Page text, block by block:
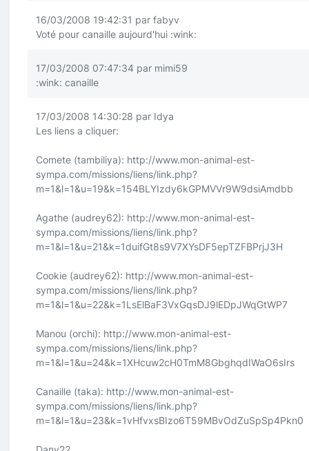
16/03/2008 19:42:31 par fabyv
Voté pour canaille aujourd'hui :wink:
17/03/2008 07:47:34 par mimi59
:wink: canaille
17/03/2008 14:30:28 par Idya
Les liens a cliquer:
Comete (tambiliya): http://www.mon-animal-est-
sympa.com/missions/liens/link.php?
m=1&l=1&u=19&k=154BLYIzdy6kGPMVVr9W9dsiAmdbb
Agathe (audrey62): http://www.mon-animal-est-
sympa.com/missions/liens/link.php?
m=1&l=1&u=21&k=1duifGt8s9V7XYsDF5epTZFBPrjJ3H
Cookie (audrey62): http://www.mon-animal-est-
sympa.com/missions/liens/link.php?
m=1&l=1&u=22&k=1LsElBaF3VxGqsDJ9lEDpJWqGtWP7
Manou (orchi): http://www.mon-animal-est-
sympa.com/missions/liens/link.php?
m=1&l=1&u=24&k=1XHcuw2cH0TmM8GbghqdIWaO6sIrs
Canaille (taka): http://www.mon-animal-est-
sympa.com/missions/liens/link.php?
m=1&l=1&u=23&k=1vHfvxsBIzo6T59MBvOdZuSpSp4Pkn0